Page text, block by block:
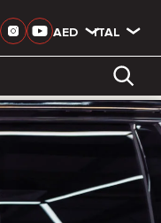
AED
AED ITALIAN